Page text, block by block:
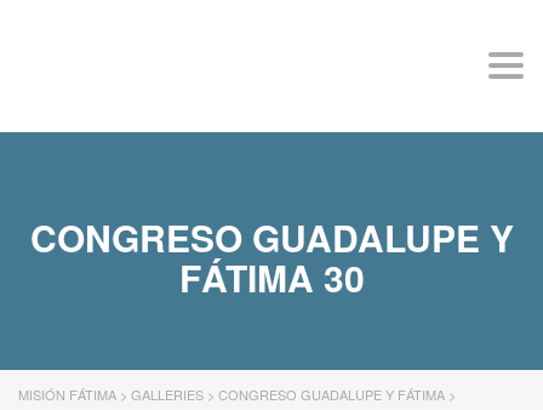
CONGRESO GUADALUPE Y
FÁTIMA 30
MISIÓN FÁTIMA > GALLERIES > CONGRESO GUADALUPE Y FÁTIMA >